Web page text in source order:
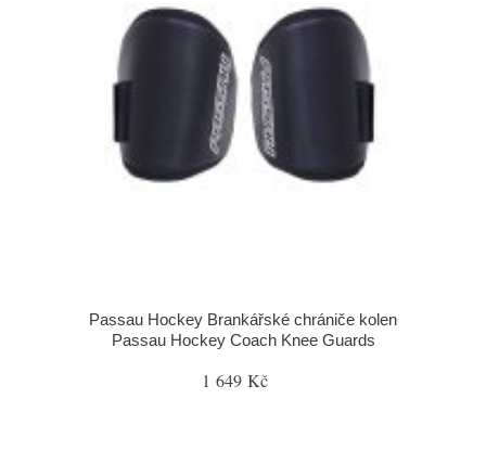
Passau Hockey Brankářské chrániče kolen
Passau Hockey Coach Knee Guards
1 649 Kč